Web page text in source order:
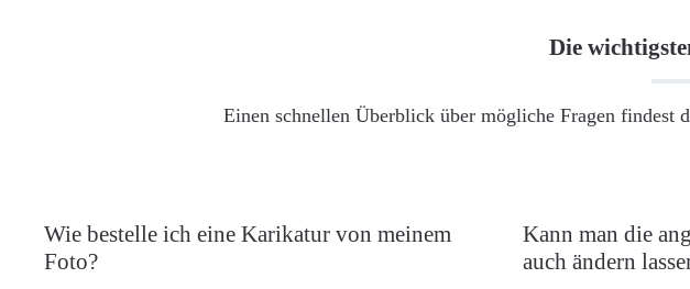
Die
Einen schnellen Überblick über mögliche Fragen findest
Wie bestelle ich eine Karikatur von meinem
Foto?
Kann man die
auch ändern